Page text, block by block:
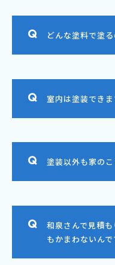
どんな塗料で塗
室内は塗装できま
塗装以外も家の
和泉さんで見積
もかまわないんで